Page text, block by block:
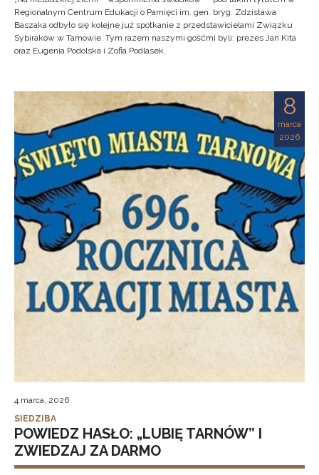
Regionalnym Centrum Edukacji o Pamięci im. gen. bryg. Zdzisława
Baszaka odbyło się kolejne już spotkanie z przedstawicielami Związku
Sybiraków w Tarnowie. Tym razem naszymi gośćmi byli: prezes Jan Kita
oraz Eugenia Podolska i Zofia Podlasek.
8
marca
2026
4 marca, 2026
SIEDZIBA
POWIEDZ HASŁO: „LUBIĘ TARNÓW” I
ZWIEDZAJ ZA DARMO